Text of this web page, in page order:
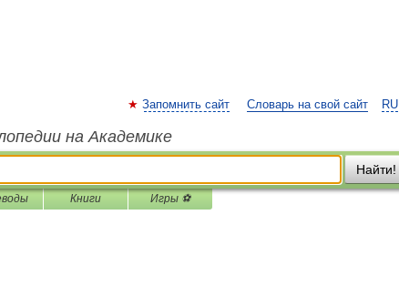
RU
Запомнить сайт Словарь на свой сайт
на Академике
Найти!
Книги Игры ⚽